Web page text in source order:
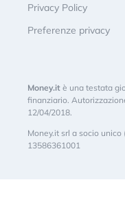
Privacy Policy
Preferenze privacy
Money.it è una testata
finanziario.
12/04/2018.
Money.it srl a socio unico
13586361001